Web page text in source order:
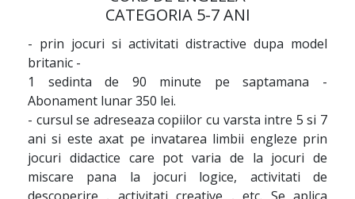
CATEGORIA 5-7 ANI
- prin jocuri si activitati distractive dupa model
britanic -
1 sedinta de 90 minute pe saptamana -
Abonament lunar 350 lei.
- cursul se adreseaza copiilor cu varsta intre 5 si 7
ani si este axat pe invatarea limbii engleze prin
jocuri didactice care pot varia de la jocuri de
miscare pana la jocuri logice, activitati de